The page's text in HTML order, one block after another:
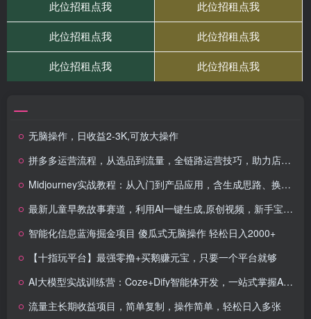
无脑操作，日收益2-3K,可放大操作
拼多多运营流程，从选品到流量，全链路运营技巧，助力店铺爆单
Midjourney实战教程：从入门到产品应用，含生成思路、换脸材质模拟与服装创作技巧
最新儿童早教故事赛道，利用AI一键生成,原创视频，新手宝妈日入1k+
智能化信息蓝海掘金项目 傻瓜式无脑操作 轻松日入2000+
【十指玩平台】最强零撸+买鹅赚元宝，只要一个平台就够
AI大模型实战训练营：Coze+Dify智能体开发，一站式掌握AI应用搭建技能
流量主长期收益项目，简单复制，操作简单，轻松日入多张